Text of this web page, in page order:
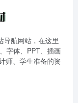
导航网站，在这里
字体、PPT、插画
师、学生准备的资